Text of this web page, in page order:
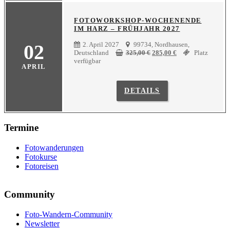
02
APRIL
FOTOWORKSHOP-WOCHENENDE
IM HARZ – FRÜHJAHR 2027
2. April 2027
99734, Nordhausen,
Deutschland
325,00€ Ursprünglicher
285,00 €Aktueller
Platz
verfügbar
DETAILS
Termine
Fotowanderungen
Fotokurse
Fotoreisen
Community
Foto-Wandern-Community
Newsletter